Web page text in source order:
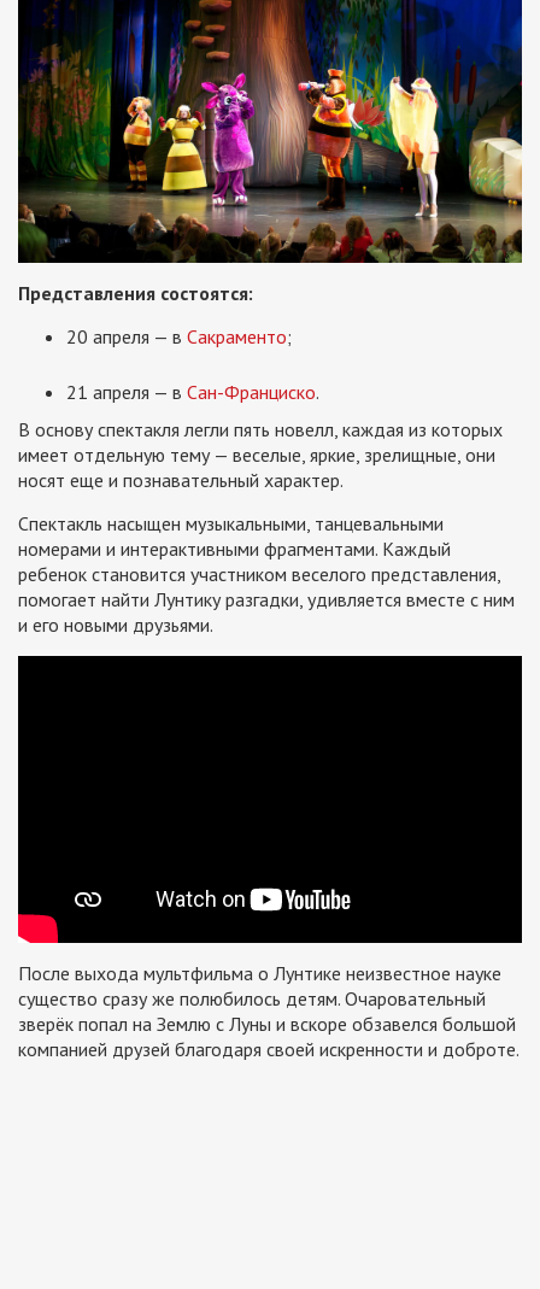
Представления состоятся:
20 апреля — в Сакраменто;
21 апреля — в Сан-Франциско.
В основу спектакля легли пять новелл, каждая из которых
имеет отдельную тему — веселые, яркие, зрелищные, они
носят еще и познавательный характер.
Спектакль насыщен музыкальными, танцевальными
номерами и интерактивными фрагментами. Каждый
ребенок становится участником веселого представления,
помогает найти Лунтику разгадки, удивляется вместе с ним
и его новыми друзьями.
После выхода мультфильма о Лунтике неизвестное науке
существо сразу же полюбилось детям. Очаровательный
зверёк попал на Землю с Луны и вскоре обзавелся большой
компанией друзей благодаря своей искренности и доброте.